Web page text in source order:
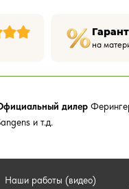
на
дилер
и т.д.
Наши работы (видео)